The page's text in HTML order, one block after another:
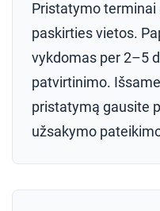
Pristatymo
paskirties vietos.
vykdomas per 2–5
patvirtinimo.
pristatymą gausite
užsakymo